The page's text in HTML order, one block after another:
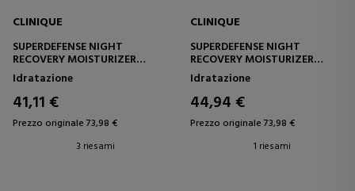
CLINIQUE
SUPERDEFENSE NIGHT
RECOVERY MOISTURIZER
CREMA IDRATANTE
NOTTURNA
Idratazione
41,11 €
Prezzo originale 73,98 €
3 riesami
CLINIQUE
SUPERDEFENSE NIGHT
RECOVERY MOISTURIZER
CREMA IDRATANTE
NOTTURNA
Idratazione
44,94 €
Prezzo originale 73,98 €
1 riesami